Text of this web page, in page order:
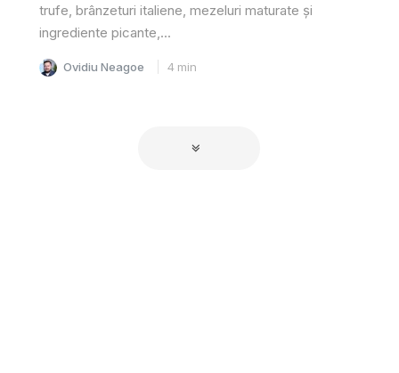
trufe, brânzeturi italiene, mezeluri maturate și
ingrediente picante,...
Ovidiu Neagoe 4 min